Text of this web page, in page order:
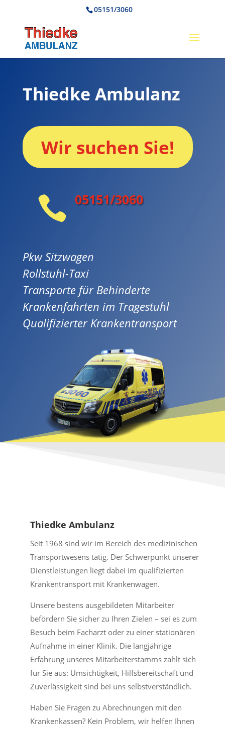
05151/3060
Thiedke Ambulanz
Wir suchen Sie!
 05151/3060
Pkw Sitzwagen
Rollstuhl-Taxi
Transporte für Behinderte
Krankenfahrten im Tragestuhl
Qualifizierter Krankentransport
Thiedke Ambulanz
Seit 1968 sind wir im Bereich des medizinischen
Transportwesens tätig. Der Schwerpunkt unserer
Dienstleistungen liegt dabei im qualifizierten
Krankentransport mit Krankenwagen.
Unsere bestens ausgebildeten Mitarbeiter
befördern Sie sicher zu Ihren Zielen – sei es zum
Besuch beim Facharzt oder zu einer stationären
Aufnahme in einer Klinik. Die langjährige
Erfahrung unseres Mitarbeiterstamms zahlt sich
für Sie aus: Umsichtigkeit, Hilfsbereitschaft und
Zuverlässigkeit sind bei uns selbstverständlich.
Haben Sie Fragen zu Abrechnungen mit den
Krankenkassen? Kein Problem, wir helfen Ihnen